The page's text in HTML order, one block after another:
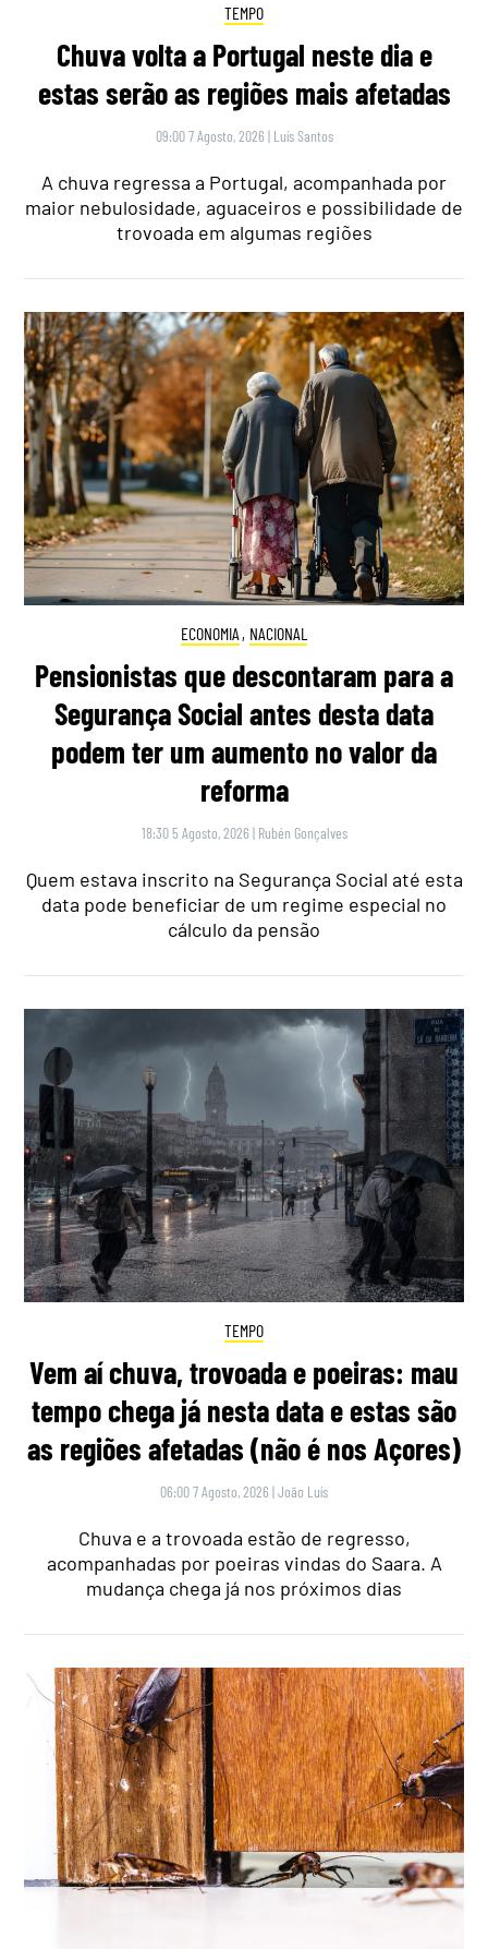
TEMPO
Chuva volta a Portugal neste dia e
estas serão as regiões mais afetadas
09:00 7 Agosto, 2026 | Luís Santos
A chuva regressa a Portugal, acompanhada por
maior nebulosidade, aguaceiros e possibilidade de
trovoada em algumas regiões
ECONOMIA , NACIONAL
Pensionistas que descontaram para a
Segurança Social antes desta data
podem ter um aumento no valor da
reforma
18:30 5 Agosto, 2026 | Rubén Gonçalves
Quem estava inscrito na Segurança Social até esta
data pode beneficiar de um regime especial no
cálculo da pensão
TEMPO
Vem aí chuva, trovoada e poeiras: mau
tempo chega já nesta data e estas são
as regiões afetadas (não é nos Açores)
06:00 7 Agosto, 2026 |João Luís
Chuva e a trovoada estão de regresso,
acompanhadas por poeiras vindas do Saara. A
mudança chega já nos próximos dias